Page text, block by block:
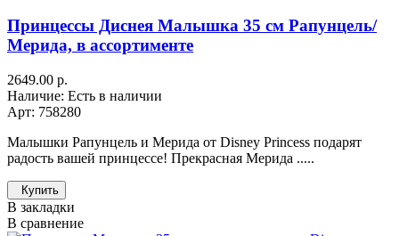
Принцессы Диснея Малышка 35 см Рапунцель/
Мерида, в ассортименте
2649.00 р.
Наличие: Есть в наличии
Арт: 758280
Малышки Рапунцель и Мерида от Disney Princess подарят
радость вашей принцессе! Прекрасная Мерида .....
Купить
В закладки
В сравнение